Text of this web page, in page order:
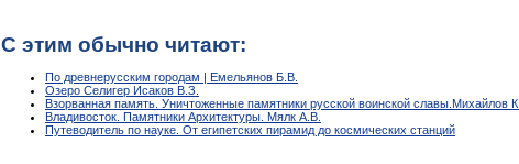
С этим обычно читают:
По древнерусским городам | Емельянов Б.В.
Озеро Селигер Исаков В.З.
Взорванная память. Уничтоженные памятники русской воинской славы.Михайлов К.
Владивосток. Памятники Архитектуры. Мялк А.В.
Путеводитель по науке. От египетских пирамид до космических станций